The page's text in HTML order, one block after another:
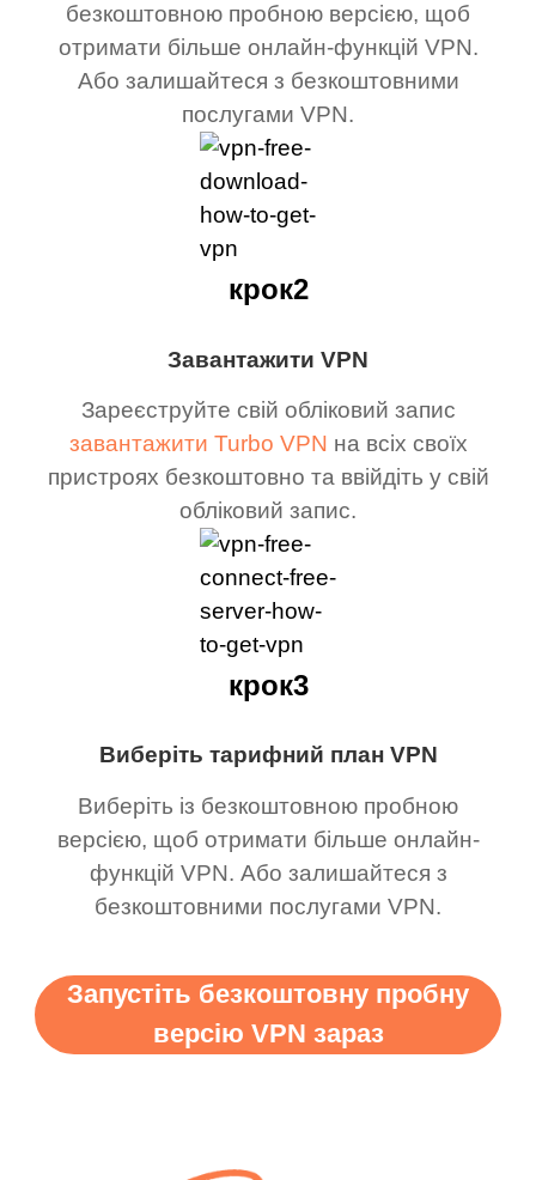
безкоштовною пробною версією, щоб
отримати більше онлайн-функцій VPN.
Або залишайтеся з безкоштовними
послугами VPN.
Завантажити VPN
Зареєструйте свій обліковий запис
завантажити Turbo VPN на всіх своїх
пристроях безкоштовно та ввійдіть у свій
обліковий запис.
крок2
Виберіть тарифний план VPN
Виберіть із безкоштовною пробною
версією, щоб отримати більше онлайн-
функцій VPN. Або залишайтеся з
безкоштовними послугами VPN.
крок3
Запустіть безкоштовну пробну
версію VPN зараз